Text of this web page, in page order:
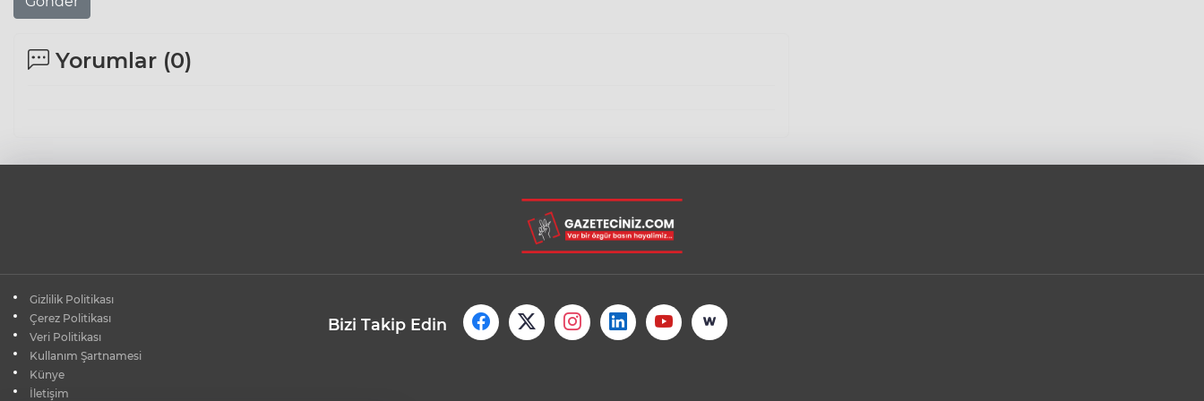
Yorumlar (0)
Gizlilik Politikası
Çerez Politikası
Veri Politikası
Kullanım Şartnamesi
Künye
İletişim
Bizi Takip Edin